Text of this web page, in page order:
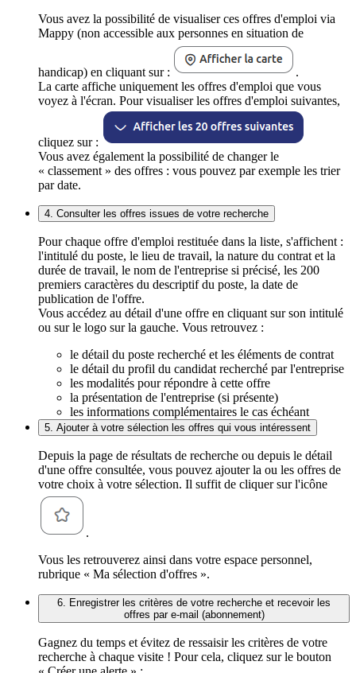
Vous avez la possibilité de visualiser ces offres d'emploi via
Mappy (non accessible aux personnes en situation de
handicap) en cliquant sur :
.
La carte affiche uniquement les offres d'emploi que vous
voyez à l'écran. Pour visualiser les offres d'emploi suivantes,
cliquez sur :
Vous avez également la possibilité de changer le
« classement » des offres : vous pouvez par exemple les trier
par date.
4. Consulter les offres issues de votre recherche
Pour chaque offre d'emploi restituée dans la liste, s'affichent :
l'intitulé du poste, le lieu de travail, la nature du contrat et la
durée de travail, le nom de l'entreprise si précisé, les 200
premiers caractères du descriptif du poste, la date de
publication de l'offre.
Vous accédez au détail d'une offre en cliquant sur son intitulé
ou sur le logo sur la gauche. Vous retrouvez :
le détail du poste recherché et les éléments de contrat
le détail du profil du candidat recherché par l'entreprise
les modalités pour répondre à cette offre
la présentation de l'entreprise (si présente)
les informations complémentaires le cas échéant
5. Ajouter à votre sélection les offres qui vous intéressent
Depuis la page de résultats de recherche ou depuis le détail
d'une offre consultée, vous pouvez ajouter la ou les offres de
votre choix à votre sélection. Il suffit de cliquer sur l'icône
.
Vous les retrouverez ainsi dans votre espace personnel,
rubrique « Ma sélection d'offres ».
6. Enregistrer les critères de votre recherche et recevoir les
offres par e-mail (abonnement)
Gagnez du temps et évitez de ressaisir les critères de votre
recherche à chaque visite ! Pour cela, cliquez sur le bouton